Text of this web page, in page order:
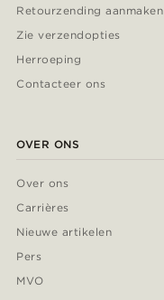
Retourzending aanmaken
Zie verzendopties
Herroeping
Contacteer ons
OVER ONS
Over ons
Carrières
Nieuwe artikelen
Pers
MVO